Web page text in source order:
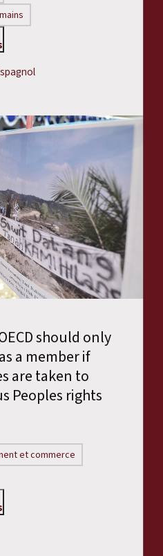
should only
a member if
are taken to
Peoples rights
et commerce